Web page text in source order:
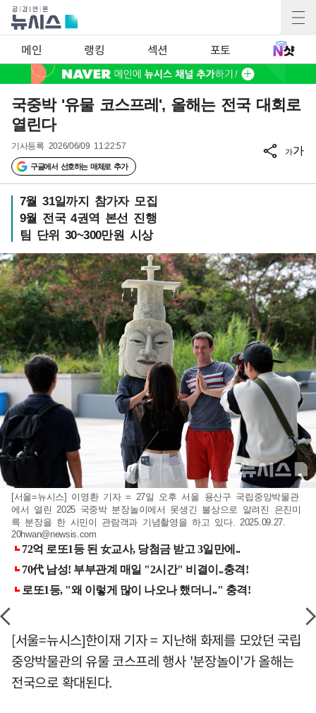
메인 랭킹 섹션 포토
국중박 '유물 코스프레', 올해는 전국 대회로
열린다
기사등록 2026/06/09 11:22:57
구글에서 선호하는 매체로 추가
가가
7월 31일까지 참가자 모집
9월 전국 4권역 본선 진행
팀 단위 30~300만원 시상
[서울=뉴시스] 이영환 기자 = 27일 오후 서울 용산구 국립중앙박물관
에서 열린 2025 국중박 분장놀이에서 못생긴 불상으로 알려진 은진미
륵 분장을 한 시민이 관람객과 기념촬영을 하고 있다. 2025.09.27.
20hwan@newsis.com
[서울=뉴시스]한이재 기자 = 지난해 화제를 모았던 국립
중앙박물관의 유물 코스프레 행사 '분장놀이'가 올해는
전국으로 확대된다.